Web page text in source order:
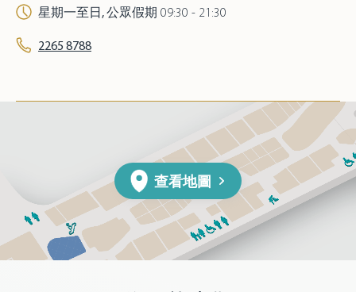
星期一至日, 公眾假期 09:30 - 21:30
2265 8788
查看地圖